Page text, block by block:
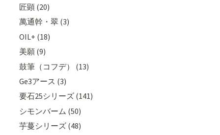
匠顕 (20)
萬通幹・翠 (3)
OIL+ (18)
美願 (9)
鼓筆（コフデ） (13)
Ge3アース (3)
要石25シリーズ (141)
シモンバーム (50)
芋蔓シリーズ (48)